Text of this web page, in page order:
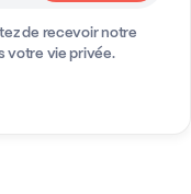
de recevoir notre
votre vie privée.